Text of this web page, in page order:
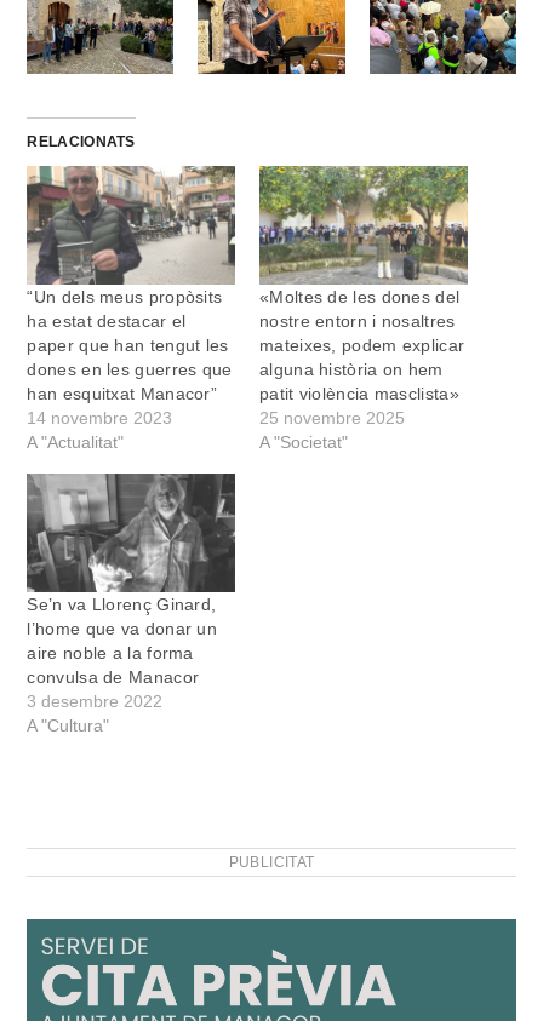
RELACIONATS
“Un dels meus propòsits
ha estat destacar el
paper que han tengut les
dones en les guerres que
han esquitxat Manacor”
14 novembre 2023
A "Actualitat"
«Moltes de les dones del
nostre entorn i nosaltres
mateixes, podem explicar
alguna història on hem
patit violència masclista»
25 novembre 2025
A "Societat"
Se’n va Llorenç Ginard,
l’home que va donar un
aire noble a la forma
convulsa de Manacor
3 desembre 2022
A "Cultura"
PUBLICITAT